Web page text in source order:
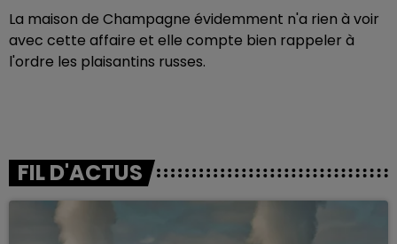
La maison de Champagne évidemment n'a rien à voir
avec cette affaire et elle compte bien rappeler à
l'ordre les plaisantins russes.
FIL D'ACTUS